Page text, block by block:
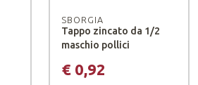
SBORGIA
Tappo zincato da 1/2
maschio pollici
€ 0,92